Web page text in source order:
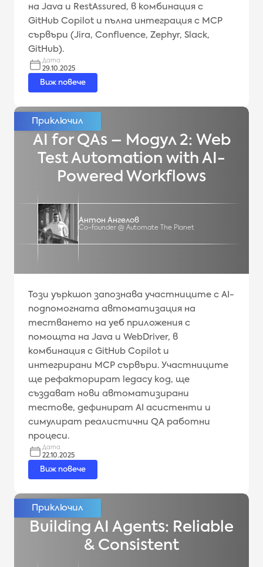
на Java и RestAssured, в комбинация с
GitHub Copilot и пълна интеграция с MCP
сървъри (Jira, Confluence, Zephyr, Slack,
GitHub).
Дата
29.10.2025
Виж повече
AI for QAs – Модул 2: Web
Test Automation with AI-
Powered Workflows
Антон Ангелов
Co-founder @ Automate The Planet
Този уъркшоп запознава участниците с AI-
подпомогната автоматизация на
тестването на уеб приложения с
помощта на Java и WebDriver, в
комбинация с GitHub Copilot и
интегрирани MCP сървъри. Участниците
ще рефакторират legacy код, ще
създават нови автоматизирани
тестове, дефинират AI асистенти и
симулират реалистични QA работни
процеси.
Дата
22.10.2025
Виж повече
Building AI Agents: Reliable
& Consistent